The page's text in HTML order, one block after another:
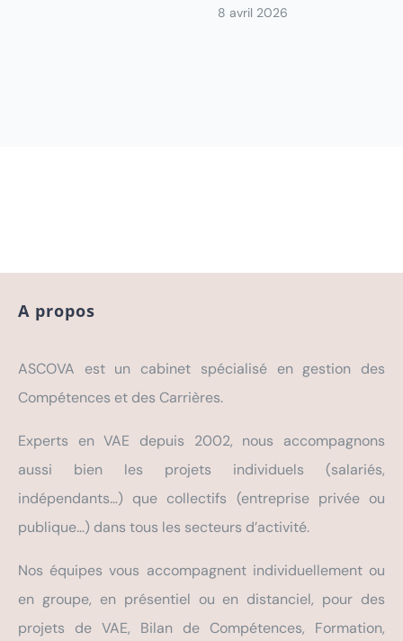
8 avril 2026
A propos
ASCOVA est un cabinet spécialisé en gestion des
Compétences et des Carrières.
Experts en VAE depuis 2002, nous accompagnons
aussi bien les projets individuels (salariés,
indépendants…) que collectifs (entreprise privée ou
publique…) dans tous les secteurs d’activité.
Nos équipes vous accompagnent individuellement ou
en groupe, en présentiel ou en distanciel, pour des
projets de VAE, Bilan de Compétences, Formation,